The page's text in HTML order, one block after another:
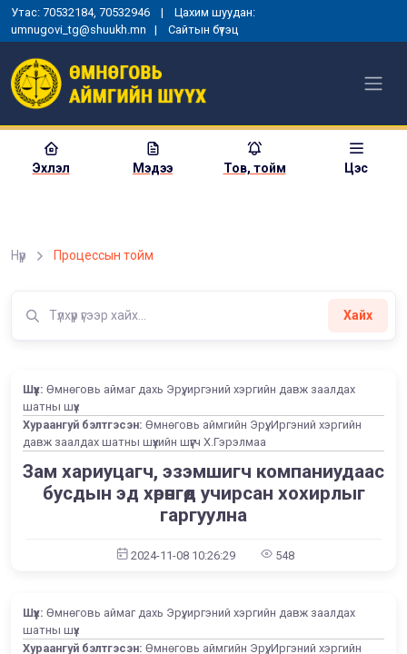
Утас: 70532184, 70532946 | Цахим шуудан:
umnugovi_tg@shuukh.mn | Сайтын бүтэц
Эхлэл Мэдээ Тов, тойм Цэс
Нүүр Процессын тойм
Хайх
Шүүх: Өмнөговь аймаг дахь Эрүү, иргэний хэргийн давж заалдах
шатны шүүх
Хураангуй бэлтгэсэн: Өмнөговь аймгийн Эрүү, Иргэний хэргийн
давж заалдах шатны шүүхийн шүүгч Х.Гэрэлмаа
Зам хариуцагч, эзэмшигч компаниудаас
бусдын эд хөрөнгөд учирсан хохирлыг
гаргуулна
2024-11-08 10:26:29 548
Шүүх: Өмнөговь аймаг дахь Эрүү, иргэний хэргийн давж заалдах
шатны шүүх
Хураангуй бэлтгэсэн: Өмнөговь аймгийн Эрүү, Иргэний хэргийн